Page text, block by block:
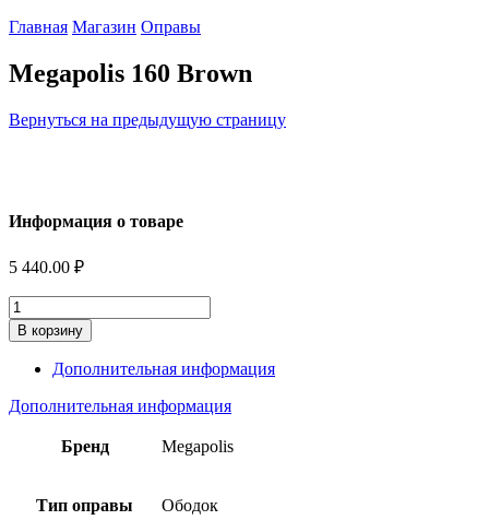
Главная Магазин Оправы
Megapolis 160 Brown
Вернуться на предыдущую страницу
Информация о товаре
5 440.00 ₽
Количество
В корзину
Дополнительная информация
Дополнительная информация
Бренд Megapolis
Тип оправы Ободок